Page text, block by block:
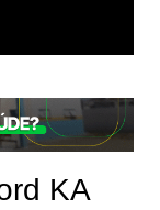
KA